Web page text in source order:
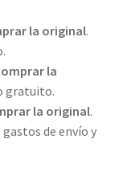
la original.
la
gratuito.
la original.
de envío y